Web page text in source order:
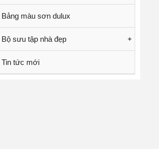
Bảng màu sơn dulux
Bộ sưu tập nhà đẹp +
Tin tức mới